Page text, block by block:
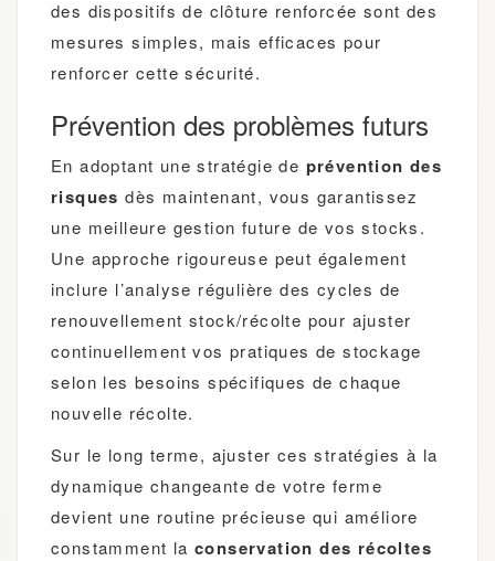
des dispositifs de clôture renforcée sont des
mesures simples, mais efficaces pour
renforcer cette sécurité.
Prévention des problèmes futurs
En adoptant une stratégie de prévention des
risques dès maintenant, vous garantissez
une meilleure gestion future de vos stocks.
Une approche rigoureuse peut également
inclure l’analyse régulière des cycles de
renouvellement stock/récolte pour ajuster
continuellement vos pratiques de stockage
selon les besoins spécifiques de chaque
nouvelle récolte.
Sur le long terme, ajuster ces stratégies à la
dynamique changeante de votre ferme
devient une routine précieuse qui améliore
constamment laconservation des récoltes